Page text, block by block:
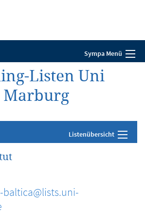
Sympa Menü
Listen Uni
Marburg
Listenübersicht